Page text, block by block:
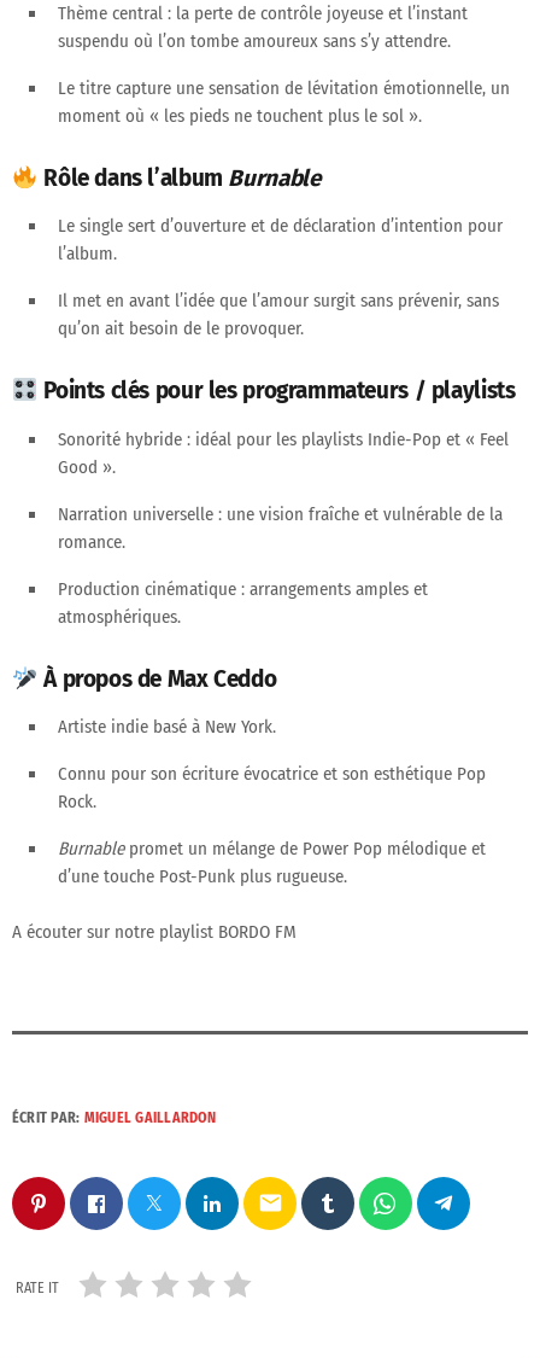
Thème central : la perte de contrôle joyeuse et l’instant
suspendu où l’on tombe amoureux sans s’y attendre.
Le titre capture une sensation de lévitation émotionnelle, un
moment où « les pieds ne touchent plus le sol ».
Rôle dans l’album Burnable
Le single sert d’ouverture et de déclaration d’intention pour
l’album.
Il met en avant l’idée que l’amour surgit sans prévenir, sans
qu’on ait besoin de le provoquer.
Points clés pour les programmateurs / playlists
Sonorité hybride : idéal pour les playlists Indie-Pop et « Feel
Good ».
Narration universelle : une vision fraîche et vulnérable de la
romance.
Production cinématique : arrangements amples et
atmosphériques.
À propos de Max Ceddo
Artiste indie basé à New York.
Connu pour son écriture évocatrice et son esthétique Pop
Rock.
Burnablepromet un mélange de Power Pop mélodique et
d’une touche Post-Punk plus rugueuse.
A écouter sur notre playlist BORDO FM
ÉCRIT PAR: MIGUEL GAILLARDON
email
RATE IT